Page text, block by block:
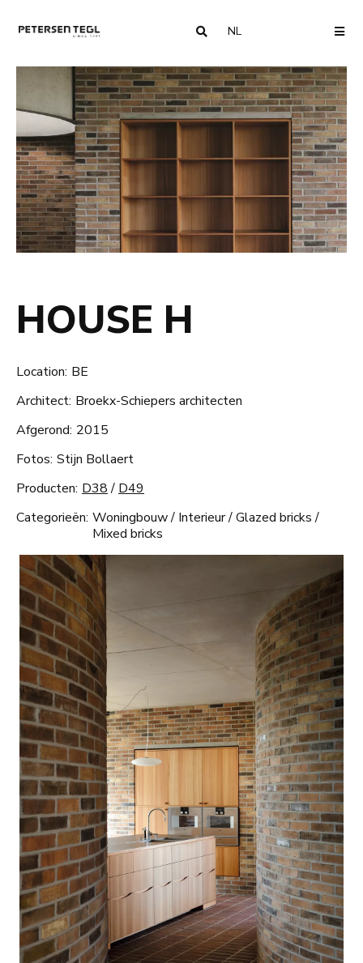
NLCOUNTRY
HOUSE H
Location: BE
Architect: Broekx-Schiepers architecten
Afgerond: 2015
Fotos: Stijn Bollaert
Producten: D38/D49
Categorieën: Woningbouw/ Interieur/Glazed bricks /
Mixed bricks